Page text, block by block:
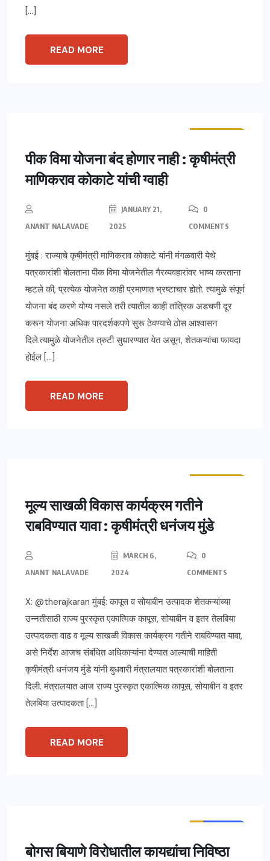
[…]
READ MORE
पीक विमा योजना बंद होणार नाही : कृषीमंत्री
माणिकराव कोकाटे यांची ग्वाही
ANANT NALAVADE
JANUARY 21,
2025
0
COMMENTS
मुंबई : राज्याचे कृषीमंत्री माणिकराव कोकाटे यांनी मंगळवारी येथे
पत्रकारांशी बोलताना पीक विमा योजनेतील गैरव्यवहारांवर भाष्य करताना
म्हटले की, प्रत्येक योजनेत काही प्रमाणात भ्रष्टाचार होतो. त्यामुळे संपूर्ण
योजना बंद करणे योग्य नसले तरी त्यातील काही तांत्रिक अडचणी दूर
करून योजना अधिक पारदर्शकपणे सुरू ठेवण्याचे ठोस आश्वासन
दिले.त्यामुळे योजनेतील त्रुटी सुधारण्यात येत असून, शेतकऱ्यांचा फायदा
होईल […]
READ MORE
मूल्य साखळी विकास कार्यक्रम गतीने
राबविण्यात यावा : कृषीमंत्री धनंजय मुंडे
ANANT NALAVADE
MARCH 6,
2024
0
COMMENTS
X: @therajkaran मुंबई: कापूस व सोयाबीन उत्पादक शेतकऱ्यांच्या
उन्नतीसाठी राज्य पुरस्कृत एकात्मिक कापूस, सोयाबीन व इतर तेलबिया
उत्पादकता वाढ व मूल्य साखळी विकास कार्यक्रम गतीने राबविण्यात यावा,
असे निर्देश आजच संबंधित अधिकाऱ्यांना देण्यात आल्याची माहिती
कृषीमंत्री धनंजय मुंडे यांनी बुधवारी मंत्रालयात पत्रकारांशी बोलताना
दिली. मंत्रालयात आज राज्य पुरस्कृत एकात्मिक कापूस, सोयाबीन व इतर
तेलबिया उत्पादकता […]
READ MORE
बोगस बियाणे विरोधातील कायद्यांचा निविष्ठा